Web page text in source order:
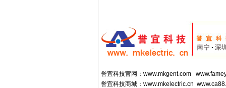
誉宜科技官网： www.mkgent.com
誉宜科技商城： www.mkelectric.cn